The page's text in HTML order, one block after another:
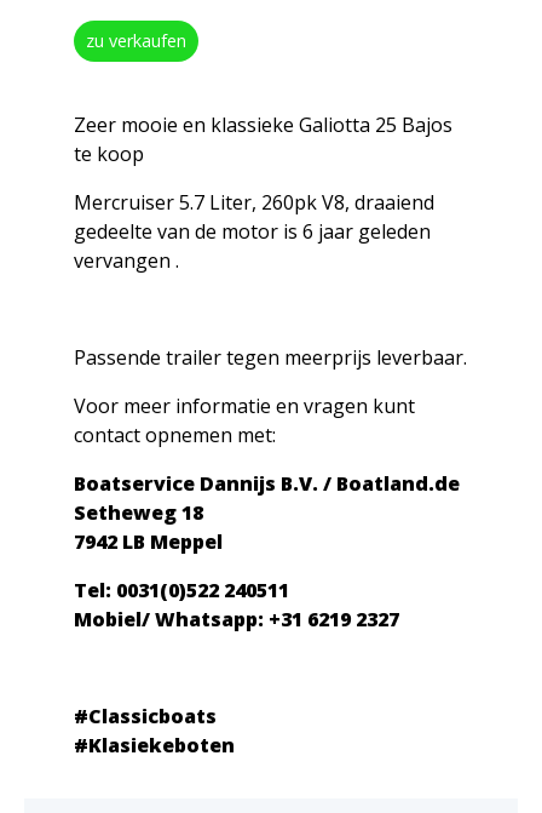
zu verkaufen
Zeer mooie en klassieke Galiotta 25 Bajos
te koop
Mercruiser 5.7 Liter, 260pk V8, draaiend
gedeelte van de motor is 6 jaar geleden
vervangen .
Passende trailer tegen meerprijs leverbaar.
Voor meer informatie en vragen kunt
contact opnemen met:
Boatservice Dannijs B.V. / Boatland.de
Setheweg 18
7942 LB Meppel
Tel: 0031(0)522 240511
Mobiel/ Whatsapp: +31 6219 2327
#Classicboats
#Klasiekeboten